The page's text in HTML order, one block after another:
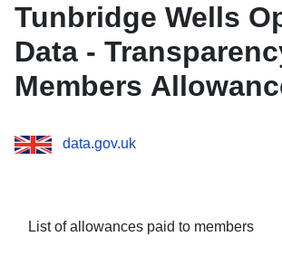
Tunbridge Wells
Data -
Members
data.gov.uk
List of allowances paid to members